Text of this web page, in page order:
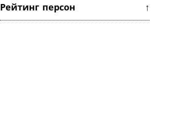
Рейтинг персон ↑